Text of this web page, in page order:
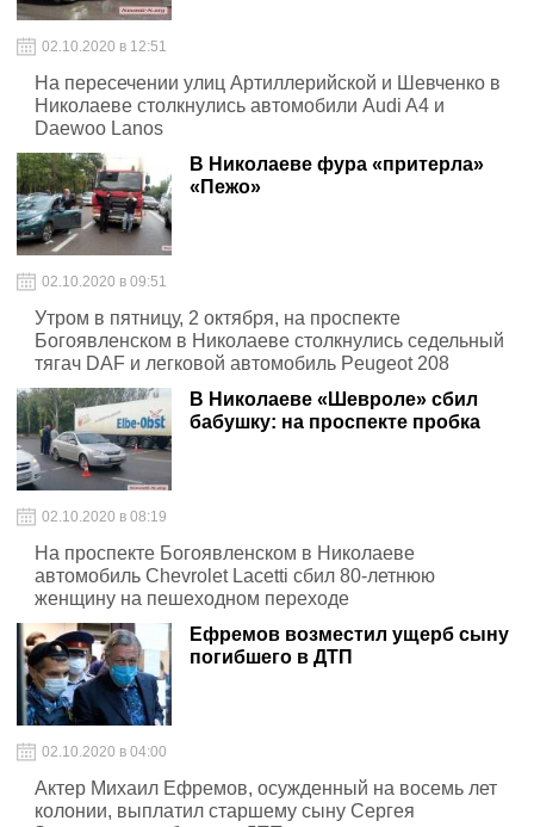
02.10.2020 в 12:51
На пересечении улиц Артиллерийской и Шевченко в
Николаеве столкнулись автомобили Audi A4 и
Daewoo Lanos
В Николаеве фура «притерла»
«Пежо»
02.10.2020 в 09:51
Утром в пятницу, 2 октября, на проспекте
Богоявленском в Николаеве столкнулись седельный
тягач DAF и легковой автомобиль Peugeot 208
В Николаеве «Шевроле» сбил
бабушку: на проспекте пробка
02.10.2020 в 08:19
На проспекте Богоявленском в Николаеве
автомобиль Chevrolet Lacetti сбил 80-летнюю
женщину на пешеходном переходе
Ефремов возместил ущерб сыну
погибшего в ДТП
02.10.2020 в 04:00
Актер Михаил Ефремов, осужденный на восемь лет
колонии, выплатил старшему сыну Сергея